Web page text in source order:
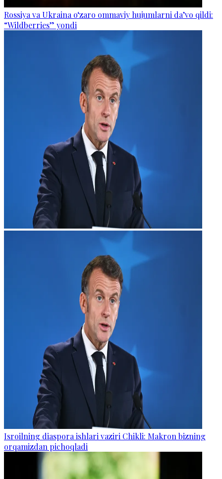
Rossiya va Ukraina o‘zaro ommaviy hujumlarni da’vo qildi:
“Wildberries” yondi
Isroilning diaspora ishlari vaziri Chikli: Makron bizning
orqamizdan pichoqladi